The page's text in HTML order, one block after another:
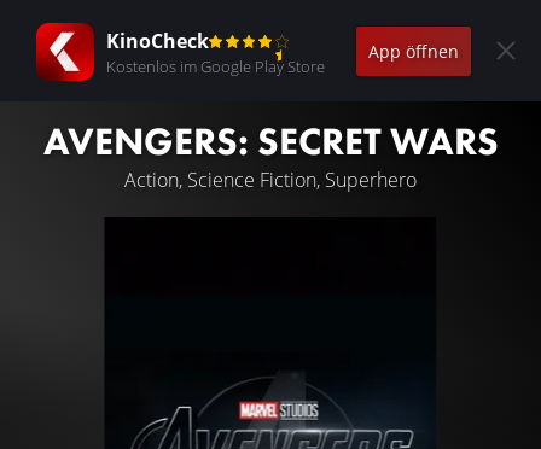
KinoCheck
Kostenlos im Google Play Store
App öffnen
AVENGERS: SECRET WARS
Action, Science Fiction, Superhero